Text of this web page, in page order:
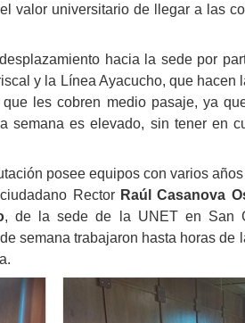
valor universitario de llegar a las
hacia la sede por
y la Línea Ayacucho, que
les cobren medio pasaje, ya
es elevado, sin tener en
posee equipos con varios
Rector Raúl Casanova
, de la sede de la UNET en San
semana trabajaron hasta horas